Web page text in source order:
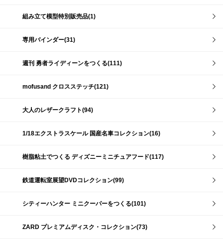
組み立て模型特別販売品(1)
専用バインダー(31)
週刊 勇者ライディーンをつくる(111)
mofusand クロスステッチ(121)
大人のレザークラフト(94)
1/18エクストラスケール 国産名車コレクション(16)
樹脂粘土でつくる ディズニーミニチュアフード(117)
鉄道運転室展望DVDコレクション(99)
シティーハンター ミニクーパーをつくる(101)
ZARD プレミアムディスク・コレクション(73)